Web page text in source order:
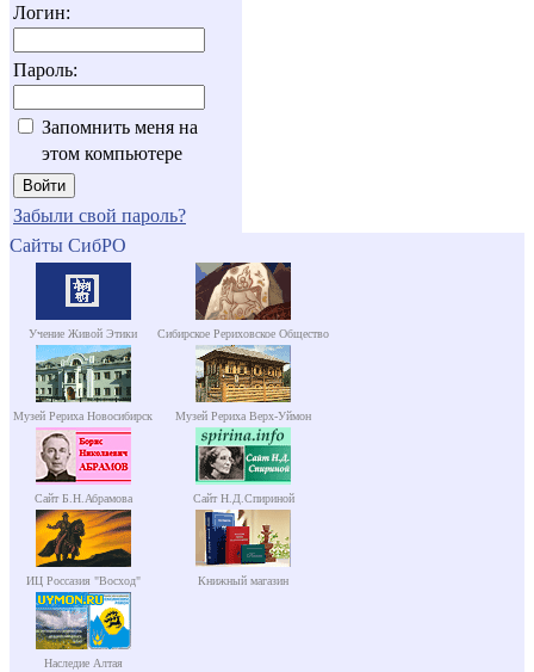
Логин:
Пароль:
Запомнить меня на
этом компьютере
Забыли свой пароль?
Сайты СибРО
Учение Живой Этики Сибирское Рериховское Общество
Музей Рериха Новосибирск Музей Рериха Верх-Уймон
Сайт Б.Н.Абрамова Сайт Н.Д.Спириной
ИЦ Россазия "Восход" Книжный магазин
Наследие Алтая